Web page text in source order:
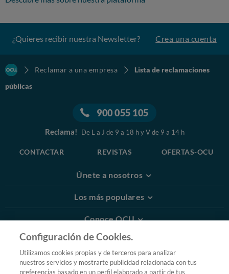
¿Quieres recibir nuestra Newsletter? Crea una cuenta
Reclamar a una empresa
Lista de reclamaciones
públicas
900 055 105
Reclama! De L a J de 9 a 18 h y V de 9 a 14 h
CONTACTAR REVISTAS OFERTAS-OCU
Únete a nosotros
Los más populares
Conoce OCU
Más Información
© 2026 OCU
Configuración de Cookies.
Utilizamos cookies propias y de terceros para analizar
nuestros servicios y mostrarte publicidad relacionada con tus
preferencias basado en un perfil elaborado a partir de tus